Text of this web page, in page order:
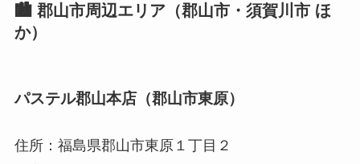
🏙️ 郡山市周辺エリア（郡山市・須賀川市 ほ
か）
パステル郡山本店（郡山市東原）
住所：福島県郡山市東原１丁目２